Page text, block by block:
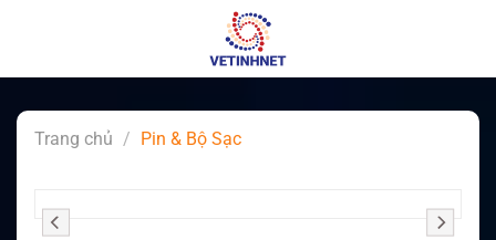
Trang chủ / Pin & Bộ Sạc